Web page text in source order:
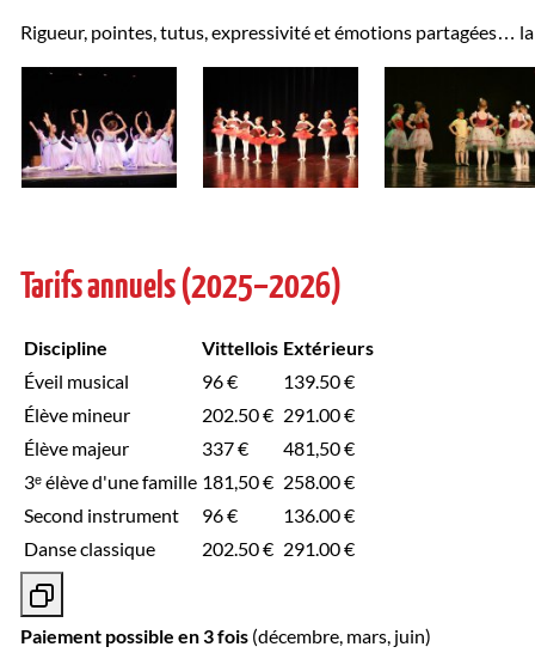
Rigueur, pointes, tutus, expressivité et émotions partagées…
Tarifs annuels (2025–2026)
Discipline Vittellois Extérieurs
Éveil musical
96 €
139.50 €
Élève mineur
202.50 € 291.00 €
Élève majeur
337 €
481,50 €
3ᵉ élève d'une famille 181,50 € 258.00 €
Second instrument
96 €
136.00 €
Danse classique
202.50 € 291.00 €
Paiement possible en 3 fois (décembre, mars, juin)